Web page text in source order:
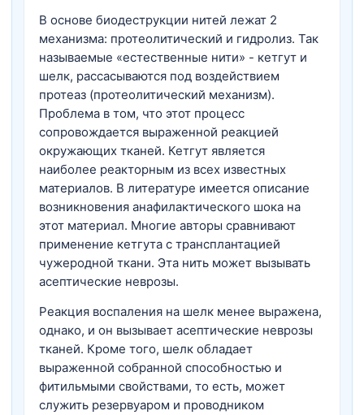
В основе биодеструкции нитей лежат 2
механизма: протеолитический и гидролиз. Так
называемые «естественные нити» - кетгут и
шелк, рассасываются под воздействием
протеаз (протеолитический механизм).
Проблема в том, что этот процесс
сопровождается выраженной реакцией
окружающих тканей. Кетгут является
наиболее реакторным из всех известных
материалов. В литературе имеется описание
возникновения анафилактического шока на
этот материал. Многие авторы сравнивают
применение кетгута с трансплантацией
чужеродной ткани. Эта нить может вызывать
асептические неврозы.
Реакция воспаления на шелк менее выражена,
однако, и он вызывает асептические неврозы
тканей. Кроме того, шелк обладает
выраженной собранной способностью и
фитильмыми свойствами, то есть, может
служить резервуаром и проводником